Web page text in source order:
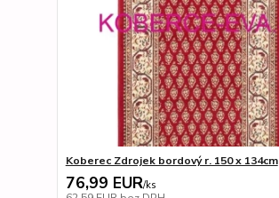
Koberec Zdrojek bordový r. 150 x 134cm
76,99 EUR/ks